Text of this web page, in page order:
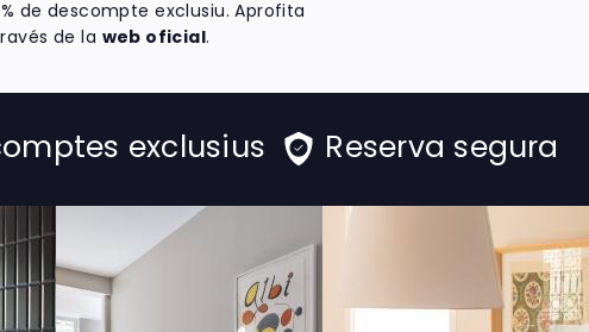
de descompte exclusiu. Aprofita
de la web oficial.
exclusius Reserva segura